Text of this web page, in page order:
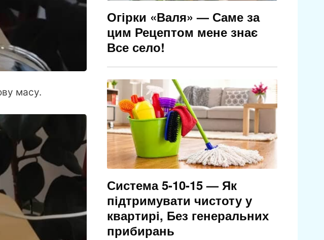
масу.
Огірки «Валя» — Саме за
цим Рецептом мене знає
Все село!
Система 5-10-15 — Як
підтримувати чистоту у
квартирі, Без генеральних
прибирань